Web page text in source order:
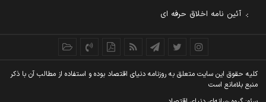
آئین نامه اخلاق حرفه ای
کليه حقوق اين سايت متعلق به روزنامه دنيای اقتصاد بوده و استفاده از مطالب آن با ذکر
منبع بلامانع است